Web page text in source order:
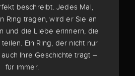
beschreibt. Jedes Mal,
Ring tragen, wird er Sie an
und die Liebe erinnern, die
Ein Ring, der nicht nur
Ihre Geschichte trägt –
für immer.